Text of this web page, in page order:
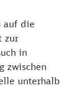
auf die
zur
in
zwischen
unterhalb